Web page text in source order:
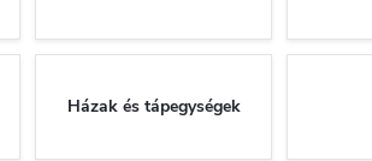
Házak és tápegységek